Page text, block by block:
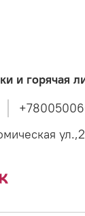
и горячая